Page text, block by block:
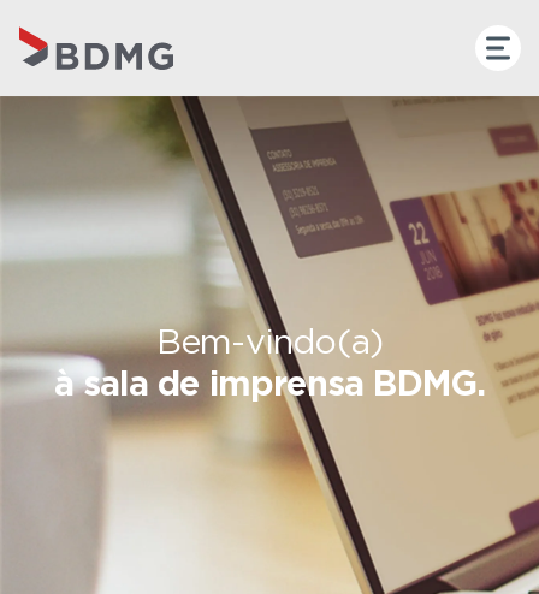
Bem-vindo(a)
à sala de imprensa BDMG.